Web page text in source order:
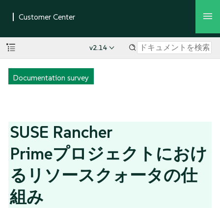
v2.14
Documentation survey
SUSE Rancher
Primeプロジェクトにおけ
るリソースクォータの仕
組み